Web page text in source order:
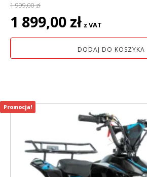
1 999,00zł
Pierwotna
cena
wynosiła:
1 899,00 zł cena
wynosi:
1
z VAT
DODAJ DO KOSZYKA
Promocja!